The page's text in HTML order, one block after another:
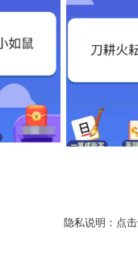
隐私说明： 点